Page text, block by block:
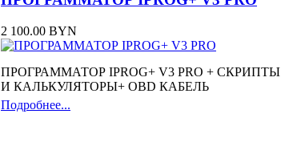
2 100.00 BYN
ПРОГРАММАТОР IPROG+ V3 PRO + СКРИПТЫ
И КАЛЬКУЛЯТОРЫ+ OBD КАБЕЛЬ
Подробнее...